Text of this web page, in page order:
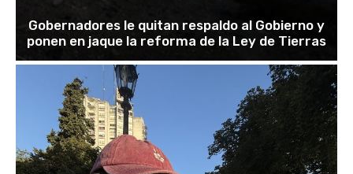
Gobernadores le quitan respaldo al Gobierno y
ponen en jaque la reforma de la Ley de Tierras